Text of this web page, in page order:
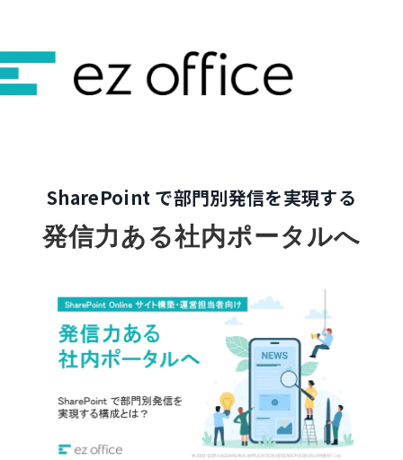
SharePoint で部門別発信を実現する
発信力ある社内ポータルへ